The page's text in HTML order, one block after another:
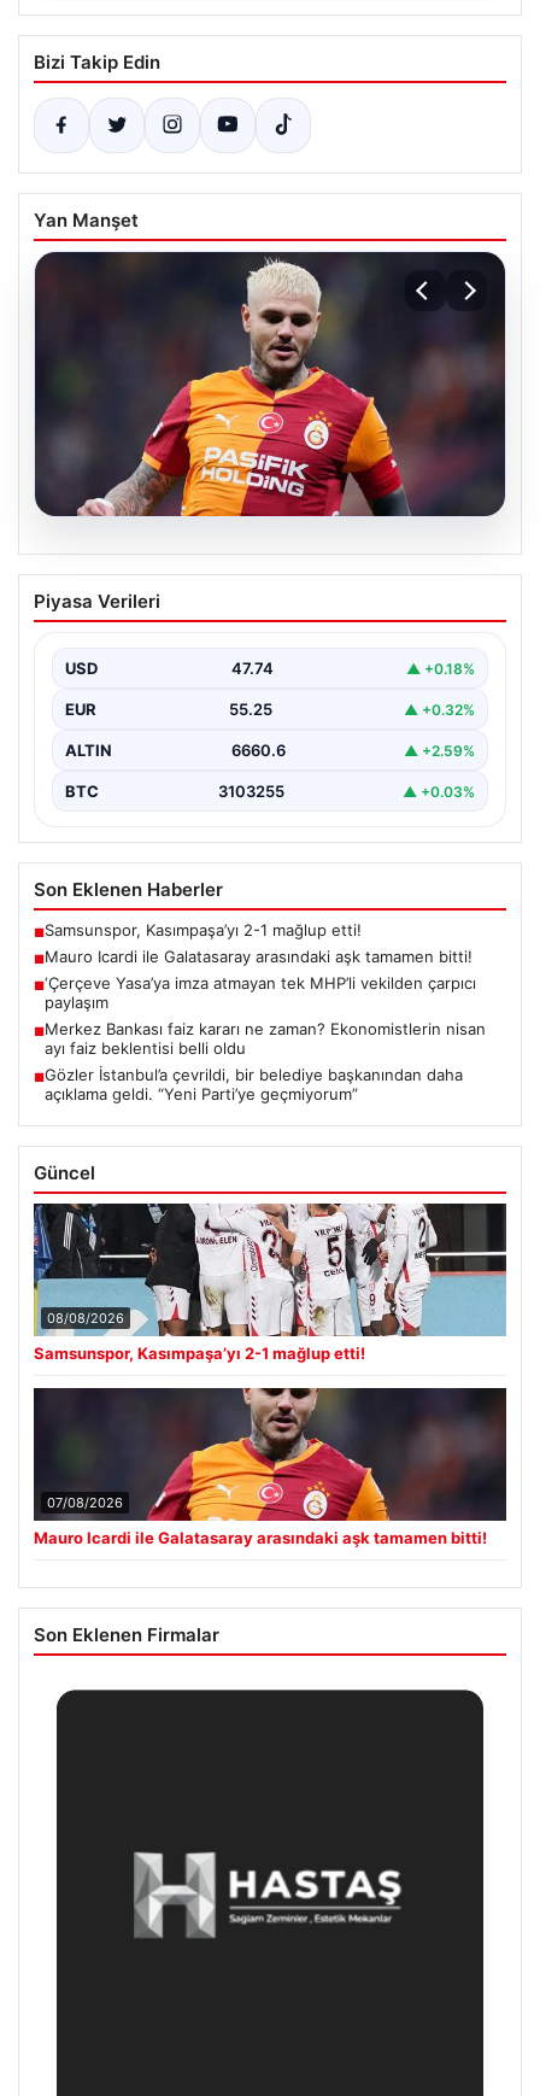
Bizi Takip Edin
Yan Manşet
07.08.2026
Mauro Icardi ile Galatasaray arasındaki
aşk tamamen bitti!
Piyasa Verileri
USD 47.74 ▲ +0.18%
EUR 55.25 ▲ +0.32%
ALTIN 6660.6 ▲ +2.59%
BTC 3103255 ▲ +0.03%
Son Eklenen Haberler
■Samsunspor, Kasımpaşa’yı 2-1 mağlup etti!
■Mauro Icardi ile Galatasaray arasındaki aşk tamamen bitti!
■‘Çerçeve Yasa’ya imza atmayan tek MHP’li vekilden çarpıcı
paylaşım
■Merkez Bankası faiz kararı ne zaman? Ekonomistlerin nisan
ayı faiz beklentisi belli oldu
■Gözler İstanbul’a çevrildi, bir belediye başkanından daha
açıklama geldi. “Yeni Parti’ye geçmiyorum”
Güncel
08/08/2026
Samsunspor, Kasımpaşa’yı 2-1 mağlup etti!
07/08/2026
Mauro Icardi ile Galatasaray arasındaki aşk tamamen bitti!
Son Eklenen Firmalar